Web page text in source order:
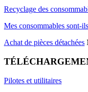
Recyclage des
Mes consommables sont-
Achat de pièces détachées
Pilotes et utilitaires